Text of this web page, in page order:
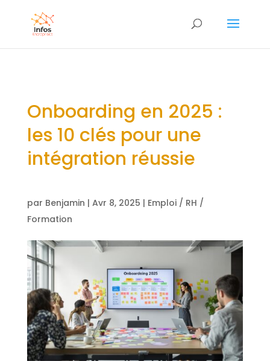
Onboarding en 2025 :
les 10 clés pour une
intégration réussie
par Benjamin | Avr 8, 2025 | Emploi / RH /
Formation